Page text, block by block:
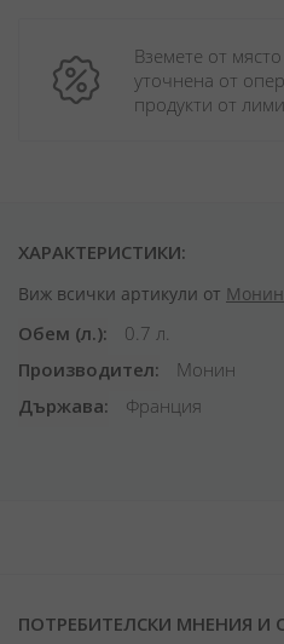
Вземете от
уточнена от
продукти от
ХАРАКТЕРИСТИКИ:
Виж всички артикули от Монин
Обем (л.)
0.7 л.
Производител
Монин
Държава
Франция
ПОТРЕБИТЕЛСКИ МНЕНИЯ И